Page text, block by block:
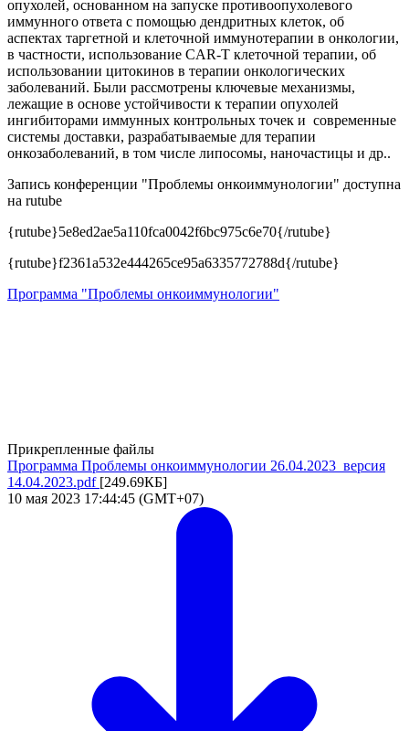
опухолей, основанном на запуске противоопухолевого
иммунного ответа с помощью дендритных клеток, об
аспектах таргетной и клеточной иммунотерапии в онкологии,
в частности, использование CAR-T клеточной терапии, об
использовании цитокинов в терапии онкологических
заболеваний. Были рассмотрены ключевые механизмы,
лежащие в основе устойчивости к терапии опухолей
ингибиторами иммунных контрольных точек и современные
системы доставки, разрабатываемые для терапии
онкозаболеваний, в том числе липосомы, наночастицы и др..
Запись конференции "Проблемы онкоиммунологии" доступна
на rutube
{rutube}5e8ed2ae5a110fca0042f6bc975c6e70{/rutube}
{rutube}f2361a532e444265ce95a6335772788d{/rutube}
Программа "Проблемы онкоиммунологии"
Прикрепленные файлы
Программа Проблемы онкоиммунологии 26.04.2023_версия
14.04.2023.pdf [249.69КБ]
10 мая 2023 17:44:45 (GMT+07)